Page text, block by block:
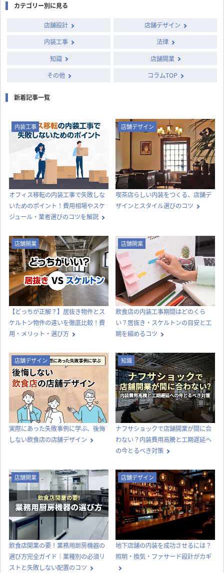
カテゴリー別に見る
店舗設計
店舗デザイン
内装工事
法律
知識
店舗開業
その他
コラムTOP
新着記事一覧
内装工事
オフィス移転の内装工事で失敗しな
いためのポイント！費用相場やスケ
ジュール・業者選びのコツを解説
店舗デザイン
喫茶店らしい内装をつくる、店舗デ
ザインとスタイル選びのコツ
店舗開業
【どっちが正解？】居抜き物件とス
ケルトン物件の違いを徹底比較！費
用・メリット・選び方
店舗開業
飲食店の内装工事期間はどのくら
い？居抜き・スケルトンの目安と工
期を縮めるコツ
店舗デザイン
実際にあった失敗事例に学ぶ、後悔
しない飲食店の店舗デザイン
知識
ナフサショックで店舗開業が間に合
わない？内装費用高騰と工期遅延へ
の今とるべき対策
店舗開業
飲食店開業の要！業務用厨房機器の
選び方完全ガイド｜業種別の必須リ
ストと失敗しない配置のコツ
店舗デザイン
地下店舗の内装を成功させるには？
照明・換気・ファサード設計がカギ